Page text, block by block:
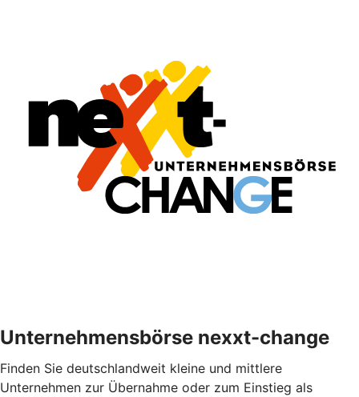
Unternehmensbörse nexxt-change
Finden Sie deutschlandweit kleine und mittlere
Unternehmen zur Übernahme oder zum Einstieg als